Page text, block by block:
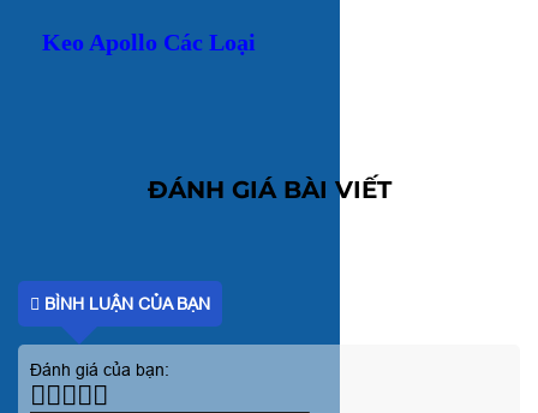
Keo Apollo Các Loại
ĐÁNH GIÁ BÀI VIẾT
BÌNH LUẬN CỦA BẠN
Đánh giá của bạn: